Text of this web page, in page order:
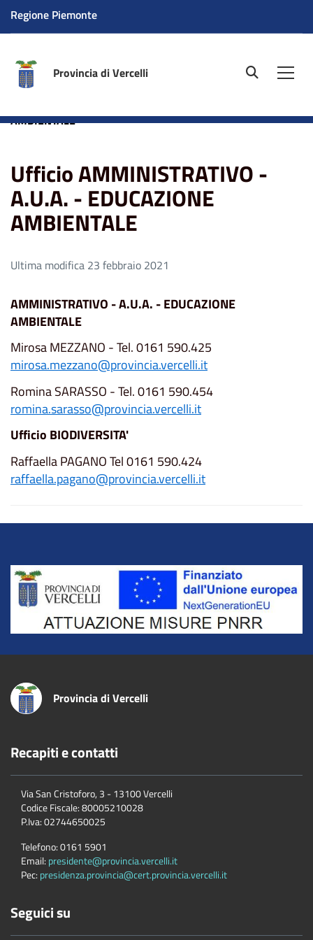
Regione Piemonte
Provincia di Vercelli site.searc
AMBIENTALE
Ufficio AMMINISTRATIVO -
A.U.A. - EDUCAZIONE
AMBIENTALE
Ultima modifica 23 febbraio 2021
AMMINISTRATIVO - A.U.A. - EDUCAZIONE
AMBIENTALE
Mirosa MEZZANO - Tel. 0161 590.425
mirosa.mezzano@provincia.vercelli.it
Romina SARASSO - Tel. 0161 590.454
romina.sarasso@provincia.vercelli.it
Ufficio BIODIVERSITA'
Raffaella PAGANO Tel 0161 590.424
raffaella.pagano@provincia.vercelli.it
Title
Provincia di Vercelli
Recapiti e contatti
Via San Cristoforo, 3 - 13100 Vercelli
Codice Fiscale:80005210028
P.Iva:02744650025
Telefono:0161 5901
Email: presidente@provincia.vercelli.it
Pec: presidenza.provincia@cert.provincia.vercelli.it
Seguici su